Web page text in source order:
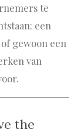
te
een
gewoon een
van
the